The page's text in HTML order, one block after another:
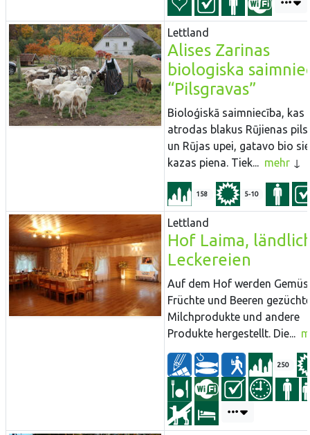
Lettland
Alises Zarinas
biologiska
“Pilsgravas”
Bioloģiskā saimniecība, kas
atrodas blakus Rūjienas
un Rūjas upei, gatavo bio
kazas piena. Tiek... mehr
158 5-10
Lettland
Hof Laima,
Leckereien
Auf dem Hof werden
Früchte und Beeren
Milchprodukte und andere
Produkte hergestellt. Die...
250